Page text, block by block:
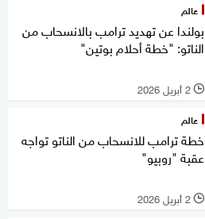
عالم
بولندا عن تهديد ترامب بالانسحاب من
الناتو: "خطة أحلام بوتين"
l 2 أبريل 2026
عالم
خطة ترامب للانسحاب من الناتو تواجه
عقبة "روبيو"
l 2 أبريل 2026